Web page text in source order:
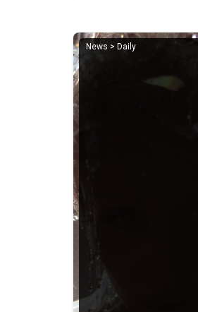
News > Daily